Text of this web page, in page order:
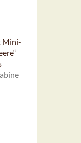
Mini-